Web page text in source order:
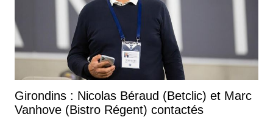
Girondins : Nicolas Béraud (Betclic) et Marc
Vanhove (Bistro Régent) contactés